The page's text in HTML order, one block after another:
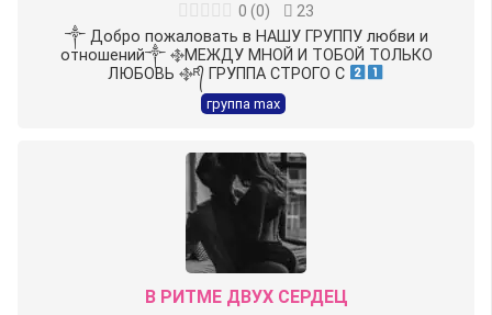
0 (0)
23
༒︎ Добро пожаловать в НАШУ ГРУППУ любви и
отношений༒︎ ࿇МЕЖДУ МНОЙ И ТОБОЙ ТОЛЬКО
ЛЮБОВЬ ࿇ᴿ᭄ ГРУППА СТРОГО С
группа max
В РИТМЕ ДВУХ СЕРДЕЦ